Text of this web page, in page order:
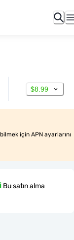
$8.99
için APN ayarlarını
Bu satın alma